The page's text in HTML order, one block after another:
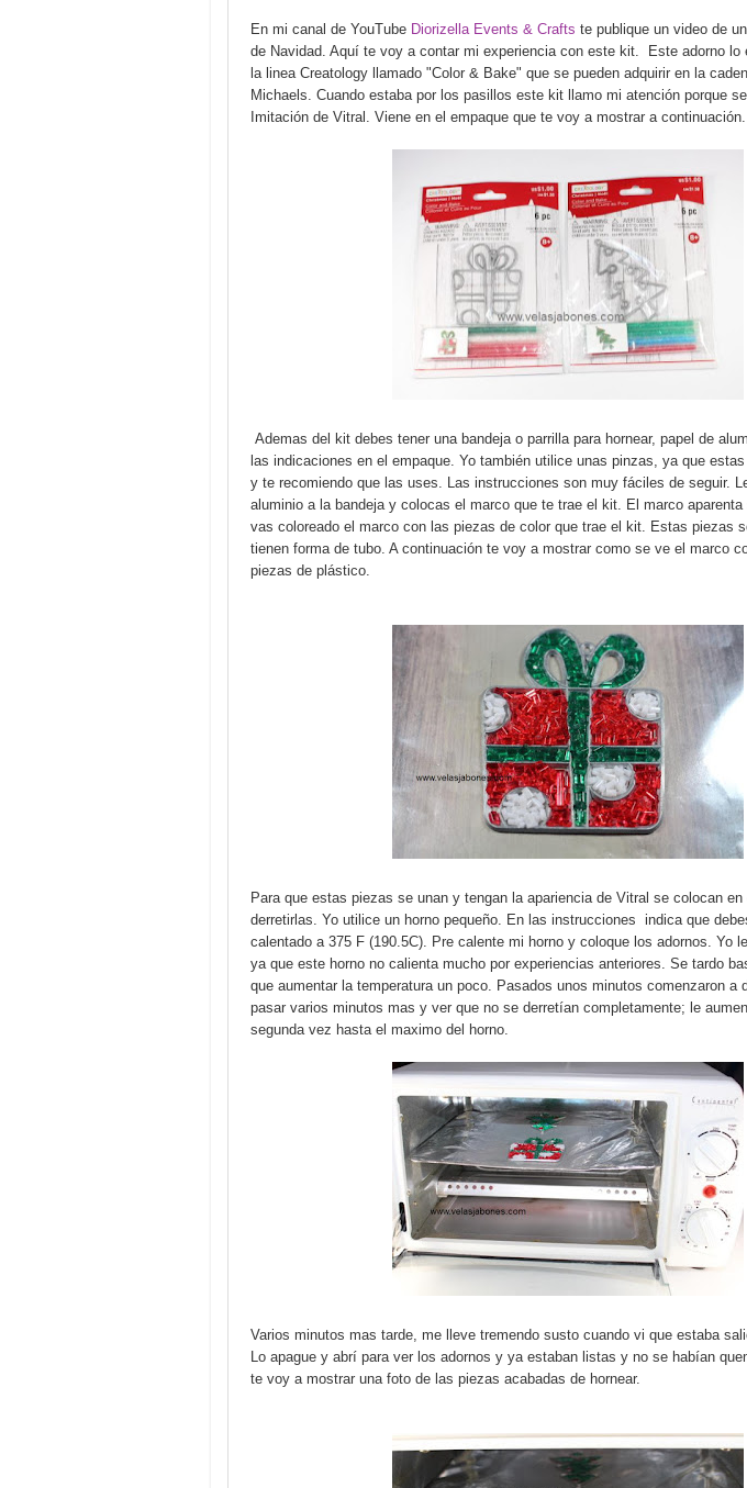
En mi canal de YouTube Diorizella Events & Crafts te publique un video de
de Navidad. Aquí te voy a contar mi experiencia con este kit. Este adorno lo
la linea Creatology llamado "Color & Bake" que se pueden adquirir en la
Michaels. Cuando estaba por los pasillos este kit llamo mi atención porque
Imitación de Vitral. Viene en el empaque que te voy a mostrar a continuación.
Ademas del kit debes tener una bandeja o parrilla para hornear, papel de
las indicaciones en el empaque. Yo también utilice unas pinzas, ya que
y te recomiendo que las uses. Las instrucciones son muy fáciles de seguir.
aluminio a la bandeja y colocas el marco que te trae el kit. El marco
vas coloreado el marco con las piezas de color que trae el kit. Estas piezas
tienen forma de tubo. A continuación te voy a mostrar como se ve el marco
piezas de plástico.
Para que estas piezas se unan y tengan la apariencia de Vitral se colocan en
derretirlas. Yo utilice un horno pequeño. En las instrucciones indica que
calentado a 375 F (190.5C). Pre calente mi horno y coloque los adornos. Yo
ya que este horno no calienta mucho por experiencias anteriores. Se tardo
que aumentar la temperatura un poco. Pasados unos minutos comenzaron a
pasar varios minutos mas y ver que no se derretían completamente; le
segunda vez hasta el maximo del horno.
Varios minutos mas tarde, me lleve tremendo susto cuando vi que estaba
Lo apague y abrí para ver los adornos y ya estaban listas y no se habían
te voy a mostrar una foto de las piezas acabadas de hornear.